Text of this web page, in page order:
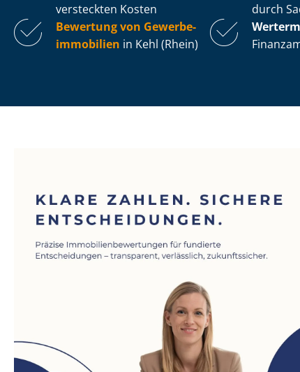
versteckten Kosten
durch
Bewertung von Ge­wer­be­
im­mo­bi­li­en in Kehl (Rhein)